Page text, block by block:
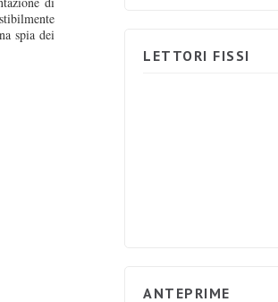
spia dei
LETTORI FISSI
ANTEPRIME